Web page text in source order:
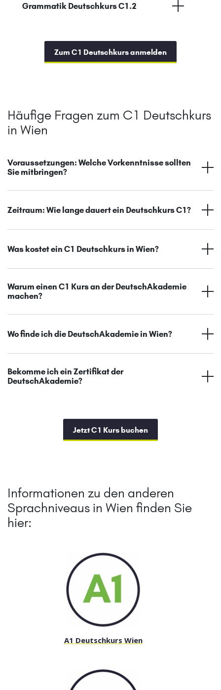
Grammatik Deutschkurs C1.2
Zum C1 Deutschkurs anmelden
Häufige Fragen zum C1 Deutschkurs
in Wien
Voraussetzungen: Welche Vorkenntnisse sollten
Sie mitbringen?
Zeitraum: Wie lange dauert ein Deutschkurs C1?
Was kostet ein C1 Deutschkurs in Wien?
Warum einen C1 Kurs an der DeutschAkademie
machen?
Wo finde ich die DeutschAkademie in Wien?
Bekomme ich ein Zertifikat der
DeutschAkademie?
Jetzt C1 Kurs buchen
Informationen zu den anderen
Sprachniveaus in Wien finden Sie
hier:
A1 Deutschkurs Wien